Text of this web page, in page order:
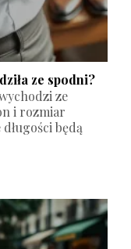
ze spodni?
ze
i rozmiar
będą